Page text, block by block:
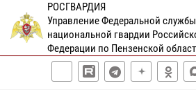
РОСГВАРДИЯ
Управление Федеральной
национальной гвардии
Федерации по Пензенской